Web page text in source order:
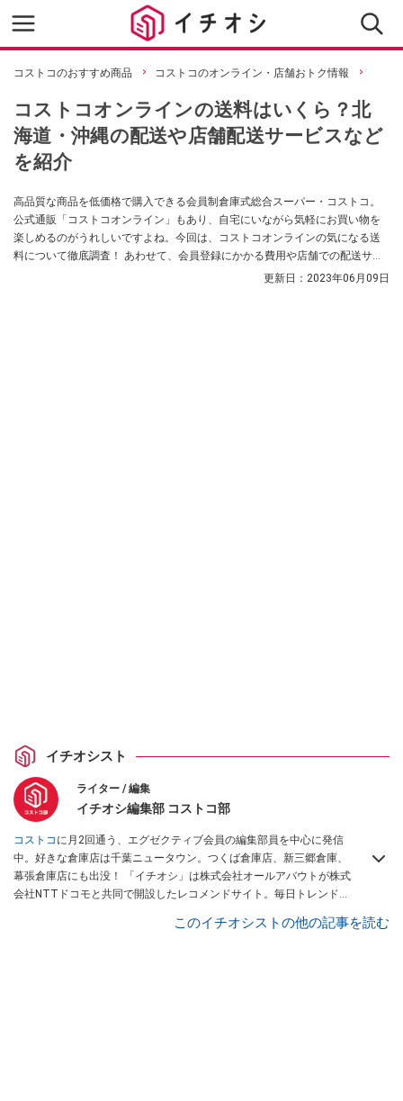
コストコのおすすめ商品 コストコのオンライン・店舗おトク情報
コストコオンラインの送料はいくら？北
海道・沖縄の配送や店舗配送サービスなど
を紹介
高品質な商品を低価格で購入できる会員制倉庫式総合スーパー・コストコ。
公式通販「コストコオンライン」もあり、自宅にいながら気軽にお買い物を
楽しめるのがうれしいですよね。今回は、コストコオンラインの気になる送
料について徹底調査！ あわせて、会員登録にかかる費用や店舗での配送サー
ビス、テレビや冷蔵庫などの大型家電を購入した際の「無料配送サービス」
更新日： 2023年06月09日
イチオシスト
ライター / 編集
イチオシ編集部 コストコ部
コストコ に月2回通う、エグゼクティブ会員の編集部員を中心に発信
中。好きな倉庫店は千葉ニュータウン。つくば倉庫店、新三郷倉庫、
幕張倉庫店にも出没！ 「イチオシ」は株式会社オールアバウトが株式
会社NTTドコモと共同で開設したレコメンドサイト。毎日トレンド情
このイチオシストの他の記事を読む